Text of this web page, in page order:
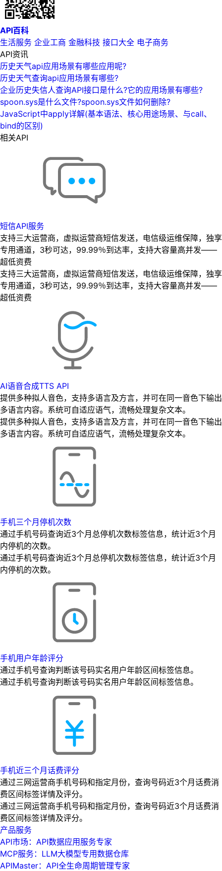
API百科
生活服务 企业工商 金融科技 接口大全 电子商务
API资讯
历史天气api应用场景有哪些应用呢?
历史天气查询api应用场景有哪些?
企业历史失信人查询API接口是什么?它的应用场景有哪些?
spoon.sys是什么文件?spoon.sys文件如何删除?
JavaScript中apply详解(基本语法、核心用途场景、与call、
bind的区别)
相关API
短信API服务
支持三大运营商，虚拟运营商短信发送，电信级运维保障，独享
专用通道，3秒可达，99.99％到达率，支持大容量高并发——
超低资费
支持三大运营商，虚拟运营商短信发送，电信级运维保障，独享
专用通道，3秒可达，99.99％到达率，支持大容量高并发——
超低资费
AI语音合成TTS API
提供多种拟人音色，支持多语言及方言，并可在同一音色下输出
多语言内容。系统可自适应语气，流畅处理复杂文本。
提供多种拟人音色，支持多语言及方言，并可在同一音色下输出
多语言内容。系统可自适应语气，流畅处理复杂文本。
手机三个月停机次数
通过手机号码查询近3个月总停机次数标签信息，统计近3个月
内停机的次数。
通过手机号码查询近3个月总停机次数标签信息，统计近3个月
内停机的次数。
手机用户年龄评分
通过手机号查询判断该号码实名用户年龄区间标签信息。
通过手机号查询判断该号码实名用户年龄区间标签信息。
手机近三个月话费评分
通过三网运营商手机号码和指定月份，查询号码近3个月话费消
费区间标签详情及评分。
通过三网运营商手机号码和指定月份，查询号码近3个月话费消
费区间标签详情及评分。
产品服务
API市场：API数据应用服务专家
MCP服务：LLM大模型专用数据仓库
APIMaster：API全生命周期管理专家